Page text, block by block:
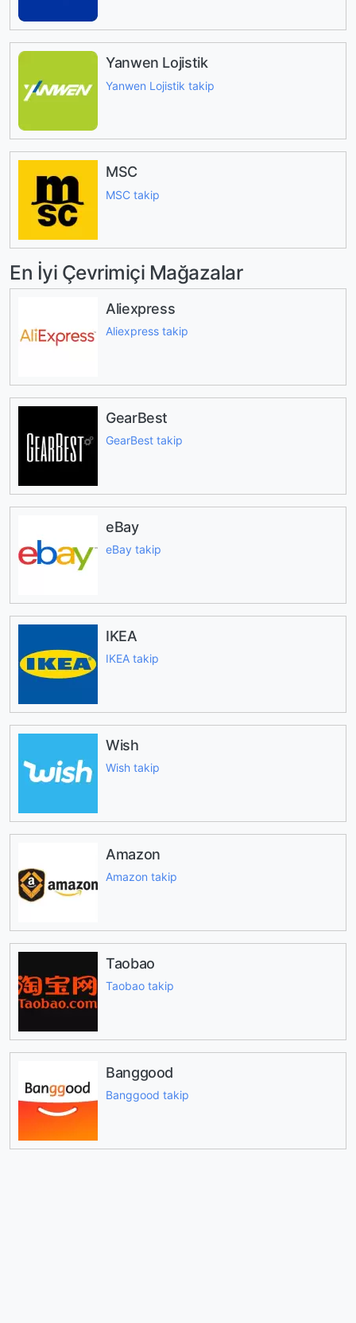
Yanwen Lojistik
Yanwen Lojistik takip
MSC
MSC takip
En İyi Çevrimiçi Mağazalar
Aliexpress
Aliexpress takip
GearBest
GearBest takip
eBay
eBay takip
IKEA
IKEA takip
Wish
Wish takip
Amazon
Amazon takip
Taobao
Taobao takip
Banggood
Banggood takip